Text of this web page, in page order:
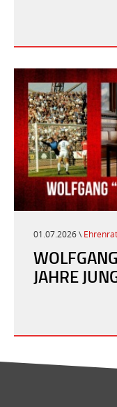
01.07.2026 \ Ehrenrat
JAHRE